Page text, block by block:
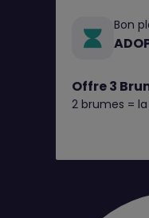
Bon
Offre 3
2 brumes =